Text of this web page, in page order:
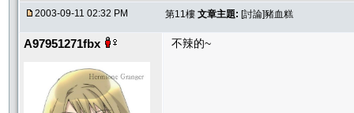
2003-09-11 02:32 PM 第11樓 文章主題: [討論]豬血糕
A97951271fbx 不辣的~